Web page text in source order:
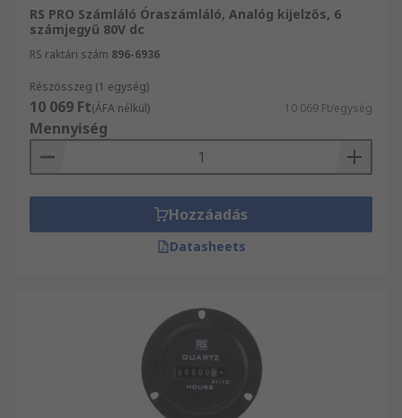
RS PRO Számláló Óraszámláló, Analóg kijelzős, 6
számjegyű 80V dc
RS raktári szám 896-6936
Részösszeg (1 egység)
10 069 Ft(ÁFA nélkül) 10 069 Ft/egység
Mennyiség
Hozzáadás
Datasheets